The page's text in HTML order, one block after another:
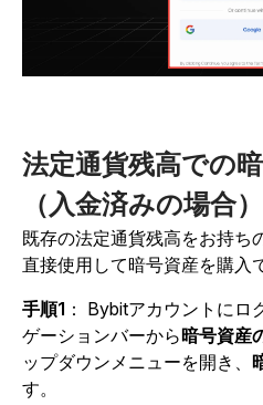
法定通貨残高での
（入金済みの場合）
既存の法定通貨残高をお持ち
直接使用して暗号資産を購入
手順1 ： Bybitアカウントにロ
ゲーションバーから暗号資産
ップダウンメニューを開き、
す。